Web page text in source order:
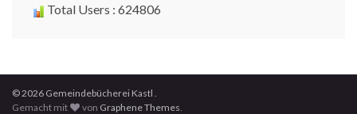
Total Users : 624806
© 2026 Gemeindebücherei Kastl .
Gemacht mit
von Graphene Themes